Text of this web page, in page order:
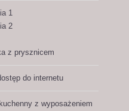
1
2
z prysznicem
do internetu
z wyposażeniem